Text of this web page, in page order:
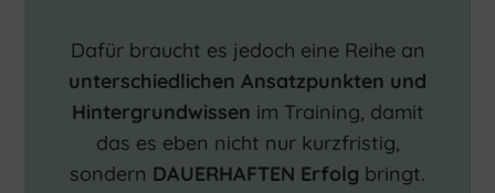
Dafür braucht es jedoch eine Reihe an
unterschiedlichen Ansatzpunkten und
Hintergrundwissen im Training, damit
das es eben nicht nur kurzfristig,
sondern DAUERHAFTEN Erfolg bringt.